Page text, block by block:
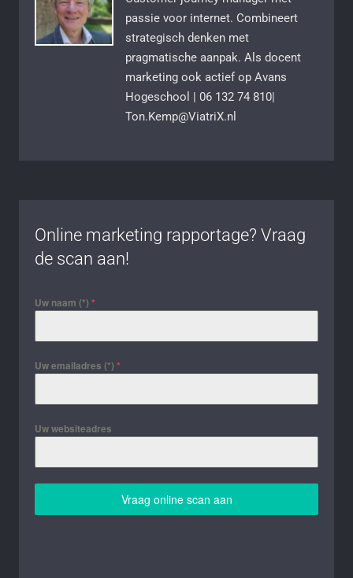
passie voor internet. Combineert
strategisch denken met
pragmatische aanpak. Als docent
marketing ook actief op Avans
Hogeschool | 06 132 74 810|
Ton.Kemp@ViatriX.nl
Online marketing rapportage? Vraag
de scan aan!
Uw naam (*) *
Uw emailadres (*) *
Uw websiteadres
Vraag online scan aan